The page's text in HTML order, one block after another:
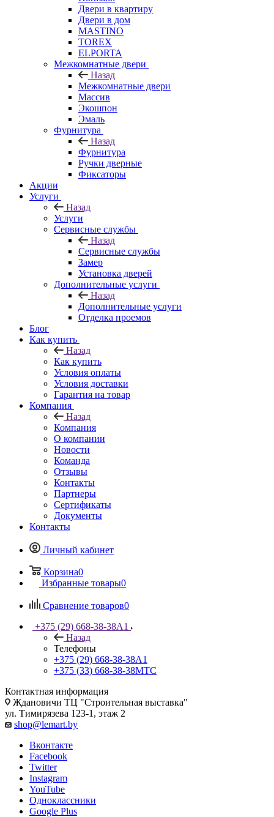
Двери в квартиру
Двери в дом
MASTINO
TOREX
ELPORTA
Межкомнатные двери
Назад
Межкомнатные двери
Массив
Экошпон
Эмаль
Фурнитура
Назад
Фурнитура
Ручки дверные
Фиксаторы
Акции
Услуги
Назад
Услуги
Сервисные службы
Назад
Сервисные службы
Замер
Установка дверей
Дополнительные услуги
Назад
Дополнительные услуги
Отделка проемов
Блог
Как купить
Назад
Как купить
Условия оплаты
Условия доставки
Гарантия на товар
Компания
Назад
Компания
О компании
Новости
Команда
Отзывы
Контакты
Партнеры
Сертификаты
Документы
Контакты
Личный кабинет
Корзина0
Избранные товары0
Сравнение товаров0
+375 (29) 668-38-38A1
Назад
Телефоны
+375 (29) 668-38-38A1
+375 (33) 668-38-38МТС
Контактная информация
Ждановичи ТЦ "Строительная выставка"
ул. Тимирязева 123-1, этаж 2
shop@lemart.by
Вконтакте
Facebook
Twitter
Instagram
YouTube
Одноклассники
Google Plus